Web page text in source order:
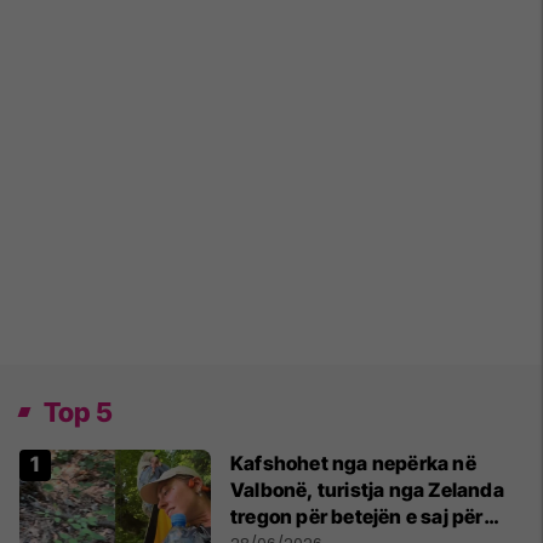
Top 5
Kafshohet nga nepërka në
Valbonë, turistja nga Zelanda
tregon për betejën e saj për